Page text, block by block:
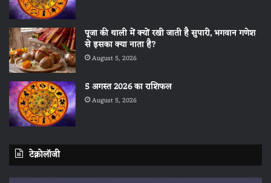
पूजा की थाली में क्यों रखी जाती है सुपारी, भगवान गणेश
से इसका क्या नाता है?
August 5, 2026
5 अगस्त 2026 का राशिफल
August 5, 2026
टेक्नोलॉजी